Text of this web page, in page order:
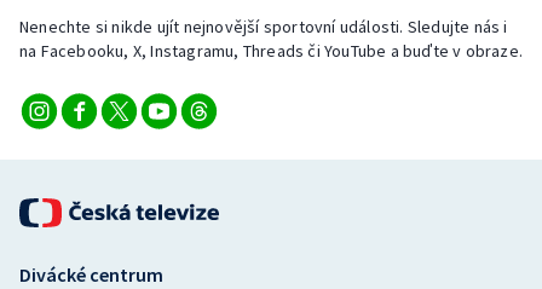
Veslování
Vodní slalom
Volejbal
Ostatní
Nenechte si nikde ujít nejnovější sportovní události. Sledujte nás i
na Facebooku, X, Instagramu, Threads či YouTube a buďte v obraze.
Divácké centrum